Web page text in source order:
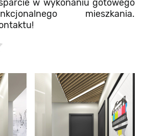
w wykonaniu gotowego
mieszkania.